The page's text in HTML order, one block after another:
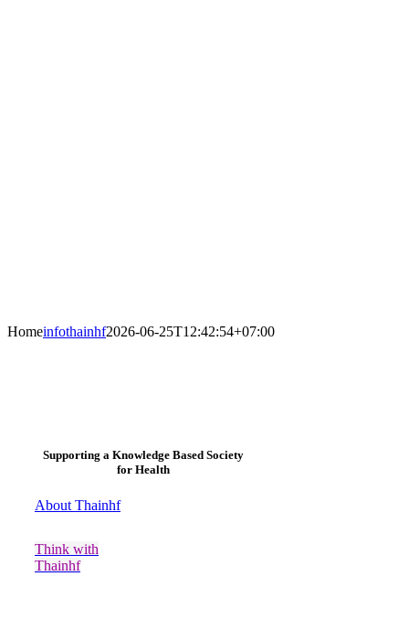
Homeinfothainhf2026-06-25T12:42:54+07:00
Supporting a Knowledge Based Society
for Health
About Thainhf
Think with
Thainhf